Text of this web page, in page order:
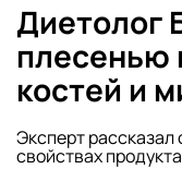
Диетолог
плесенью
костей и
Эксперт рассказал
свойствах продукта